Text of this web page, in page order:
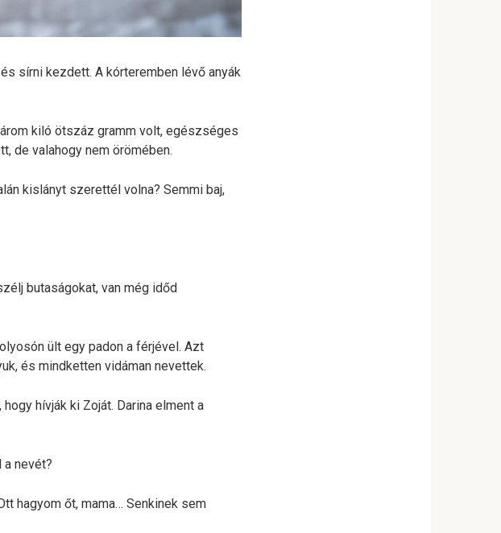
sírni kezdett. A kórteremben lévő anyák
kiló ötszáz gramm volt, egészséges
de valahogy nem örömében.
kislányt szerettél volna? Semmi baj,
butaságokat, van még időd
ült egy padon a férjével. Azt
és mindketten vidáman nevettek.
hívják ki Zoját. Darina elment a
a nevét?
hagyom őt, mama… Senkinek sem